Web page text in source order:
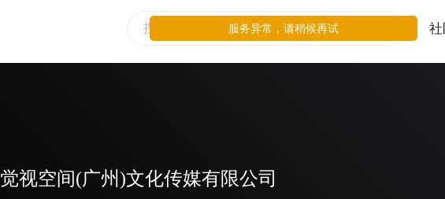
社
觉视空间(广州)文化传媒有限公司
服务异常，请稍候再试